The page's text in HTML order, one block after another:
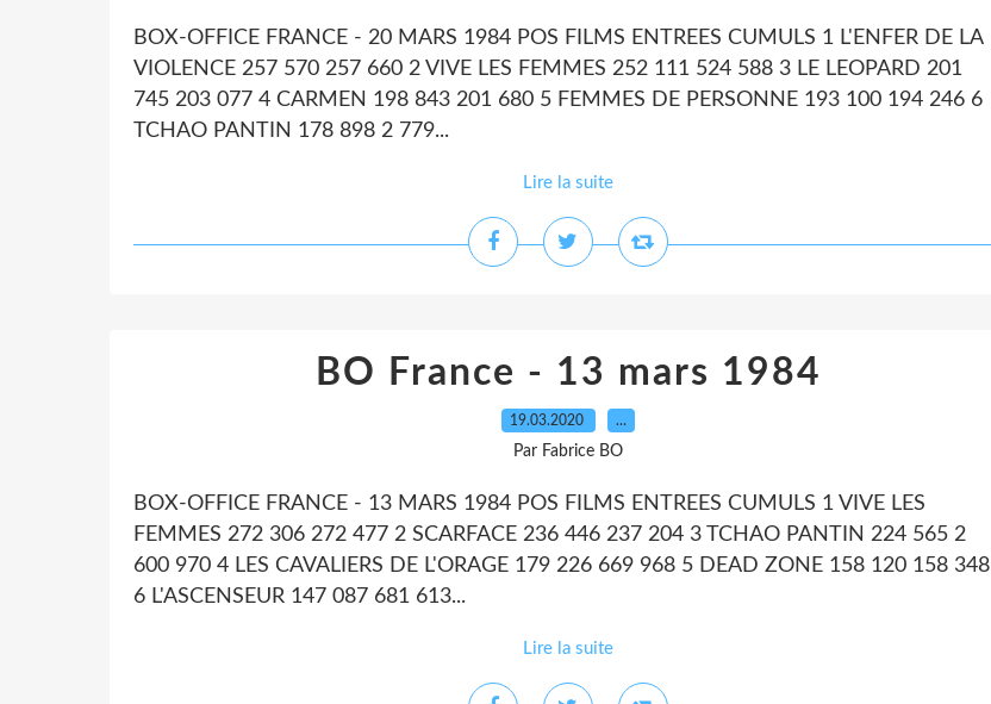
BOX-OFFICE FRANCE - 20 MARS 1984 POS FILMS ENTREES CUMULS 1 L'ENFER DE LA
VIOLENCE 257 570 257 660 2 VIVE LES FEMMES 252 111 524 588 3 LE LEOPARD 201
745 203 077 4 CARMEN 198 843 201 680 5 FEMMES DE PERSONNE 193 100 194 246 6
TCHAO PANTIN 178 898 2 779...
Lire la suite
BO France - 13 mars 1984
19.03.2020 …
Par Fabrice BO
BOX-OFFICE FRANCE - 13 MARS 1984 POS FILMS ENTREES CUMULS 1 VIVE LES
FEMMES 272 306 272 477 2 SCARFACE 236 446 237 204 3 TCHAO PANTIN 224 565 2
600 970 4 LES CAVALIERS DE L'ORAGE 179 226 669 968 5 DEAD ZONE 158 120 158 348
6 L'ASCENSEUR 147 087 681 613...
Lire la suite